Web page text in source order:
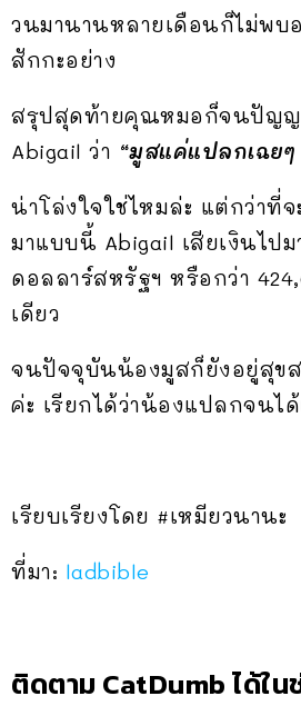
วนมานานหลายเดือนก็ไม่พบอ
สักกะอย่าง
สรุปสุดท้ายคุณหมอก็จนปัญญ
Abigail ว่า “มูสแค่แปลกเฉย
น่าโล่งใจใช่ไหมล่ะ แต่กว่าที่
มาแบบนี้ Abigail เสียเงินไปม
ดอลลาร์สหรัฐฯ หรือกว่า
เดียว
จนปัจจุบันน้องมูสก็ยังอยู่สุขส
ค่ะ เรียกได้ว่าน้องแปลกจนได้
เรียบเรียงโดย #เหมียวนานะ
ที่มา: ladbible
ติดตาม CatDumb ได้ใ